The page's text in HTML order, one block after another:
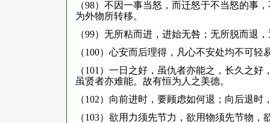
（98）不因一事当怒，而迁怒于不当怒的事
为外物所转移。
（99）无所粘而进，进始无咎；无所脱而退
（100）心安而后理得，凡心不安处均不可轻
（101）一日之好，虽仇者亦能之，长久之
虽贤者亦难能。故有恒为人之美德。
（102）向前进时，要顾虑如何退；向后退时
（103）欲用力须先节力，欲用物须先节物